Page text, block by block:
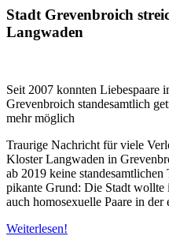
Stadt Grevenbroich
Langwaden
Seit 2007 konnten Liebespaare
Grevenbroich standesamtlich
mehr möglich
Traurige Nachricht für viele
Kloster Langwaden in
ab 2019 keine
pikante Grund: Die Stadt wollte
auch homosexuelle Paare in
Weiterlesen!